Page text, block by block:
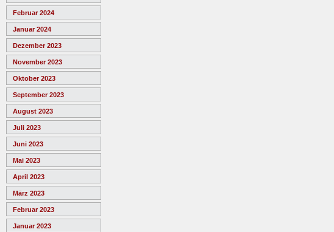
Februar 2024
Januar 2024
Dezember 2023
November 2023
Oktober 2023
September 2023
August 2023
Juli 2023
Juni 2023
Mai 2023
April 2023
März 2023
Februar 2023
Januar 2023